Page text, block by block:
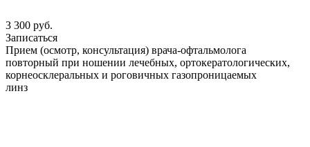
3 300 руб.
Записаться
Прием (осмотр, консультация) врача-офтальмолога
повторный при ношении лечебных, ортокератологических,
корнеосклеральных и роговичных газопроницаемых
линз